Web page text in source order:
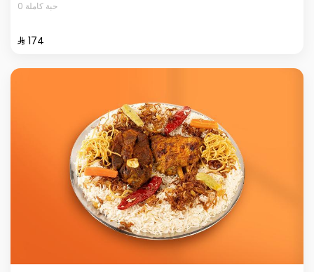
0 حبة كاملة
⁨⁦‪‬ 174⁩